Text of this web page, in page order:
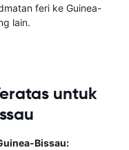
feri ke Guinea-
lain.
untuk
Bissau: